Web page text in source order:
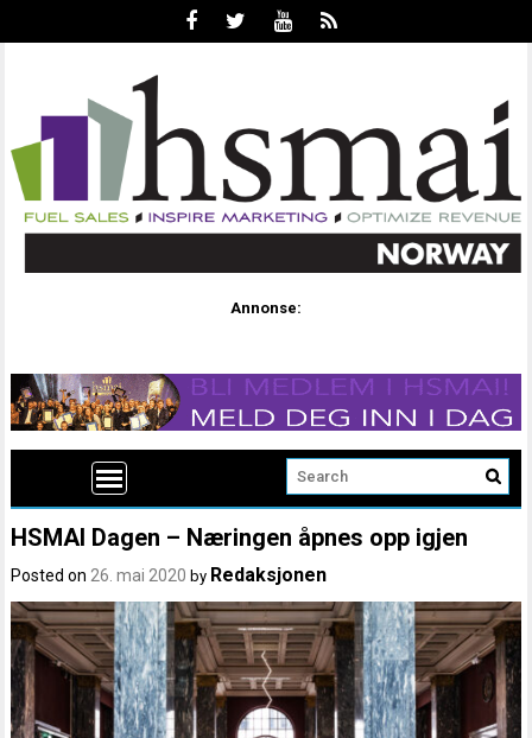
Annonse:
HSMAI Dagen – Næringen åpnes opp igjen
Posted on26. mai 2020 by Redaksjonen